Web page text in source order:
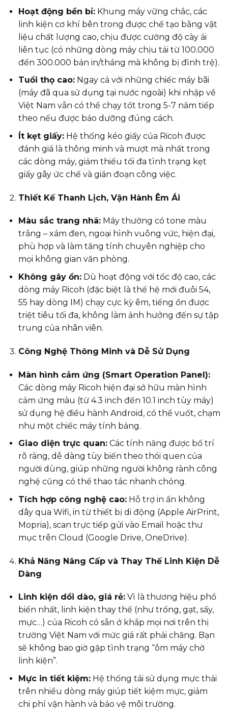
Hoạt động bền bỉ:Khung máy vững chắc, các
linh kiện cơ khí bên trong được chế tạo bằng vật
liệu chất lượng cao, chịu được cường độ cày ải
liên tục (có những dòng máy chịu tải từ 100.000
đến 300.000 bản in/tháng mà không bị đình trệ).
Tuổi thọ cao:Ngay cả với những chiếc máy bãi
(máy đã qua sử dụng tại nước ngoài) khi nhập về
Việt Nam vẫn có thể chạy tốt trong 5-7 năm tiếp
theo nếu được bảo dưỡng đúng cách.
Ít kẹt giấy:Hệ thống kéo giấy của Ricoh được
đánh giá là thông minh và mượt mà nhất trong
các dòng máy, giảm thiểu tối đa tình trạng kẹt
giấy gây ức chế và gián đoạn công việc.
Thiết Kế Thanh Lịch, Vận Hành Êm Ái
Màu sắc trang nhã:Máy thường có tone màu
trắng – xám đen, ngoại hình vuông vức, hiện đại,
phù hợp và làm tăng tính chuyên nghiệp cho
mọi không gian văn phòng.
Không gây ồn:Dù hoạt động với tốc độ cao, các
dòng máy Ricoh (đặc biệt là thế hệ mới đuôi 54,
55 hay dòng IM) chạy cực kỳ êm, tiếng ồn được
triệt tiêu tối đa, không làm ảnh hưởng đến sự tập
trung của nhân viên.
Công Nghệ Thông Minh và Dễ Sử Dụng
Màn hình cảm ứng (Smart Operation Panel):
Các dòng máy Ricoh hiện đại sở hữu màn hình
cảm ứng màu (từ 4.3 inch đến 10.1 inch tùy máy)
sử dụng hệ điều hành Android, có thể vuốt, chạm
như một chiếc máy tính bảng.
Giao diện trực quan:Các tính năng được bố trí
rõ ràng, dễ dàng tùy biến theo thói quen của
người dùng, giúp những người không rành công
nghệ cũng có thể thao tác nhanh chóng.
Tích hợp công nghệ cao:Hỗ trợ in ấn không
dây qua Wifi, in từ thiết bị di động (Apple AirPrint,
Mopria), scan trực tiếp gửi vào Email hoặc thư
mục trên Cloud (Google Drive, OneDrive).
Khả Năng Nâng Cấp và Thay Thế Linh Kiện Dễ
Dàng
Linh kiện dồi dào, giá rẻ:Vì là thương hiệu phổ
biến nhất, linh kiện thay thế (như trống, gạt, sấy,
mực…) của Ricoh có sẵn ở khắp mọi nơi trên thị
trường Việt Nam với mức giá rất phải chăng. Bạn
sẽ không bao giờ gặp tình trạng “ôm máy chờ
linh kiện”.
Mực in tiết kiệm:Hệ thống tái sử dụng mực thải
trên nhiều dòng máy giúp tiết kiệm mực, giảm
chi phí vận hành và bảo vệ môi trường.